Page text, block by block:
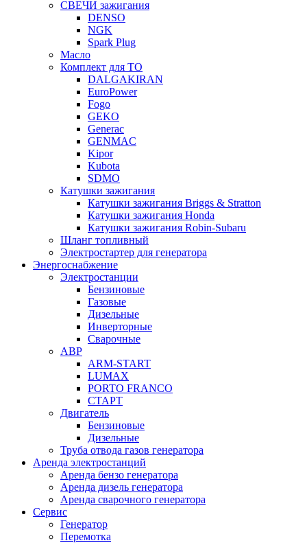
СВЕЧИ зажигания
DENSO
NGK
Spark Plug
Масло
Комплект для ТО
DALGAKIRAN
EuroPower
Fogo
GEKO
Generac
GENMAC
Kipor
Kubota
SDMO
Катушки зажигания
Катушки зажигания Briggs & Stratton
Катушки зажигания Honda
Катушки зажигания Robin-Subaru
Шланг топливный
Электростартер для генератора
Энергоснабжение
Электростанции
Бензиновые
Газовые
Дизельные
Инверторные
Сварочные
АВР
ARM-START
LUMAX
PORTO FRANCO
СТАРТ
Двигатель
Бензиновые
Дизельные
Труба отвода газов генератора
Аренда электростанций
Аренда бензо генератора
Аренда дизель генератора
Аренда сварочного генератора
Сервис
Генератор
Перемотка